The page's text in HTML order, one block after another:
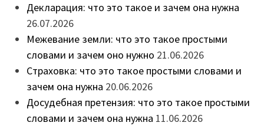
Декларация: что это такое и зачем она нужна
26.07.2026
Межевание земли: что это такое простыми
словами и зачем оно нужно 21.06.2026
Страховка: что это такое простыми словами и
зачем она нужна 20.06.2026
Досудебная претензия: что это такое простыми
словами и зачем она нужна 11.06.2026